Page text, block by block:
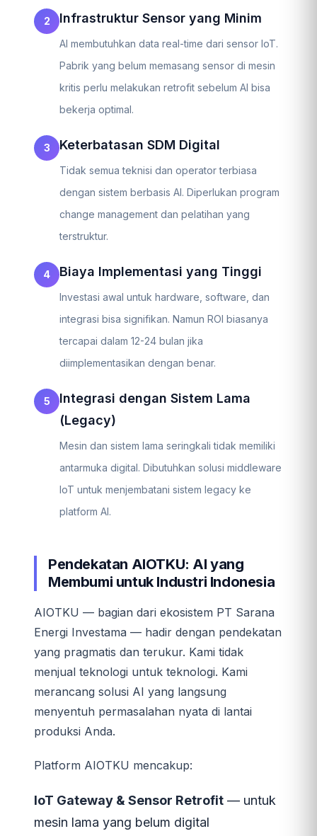
Infrastruktur Sensor yang Minim
AI membutuhkan data real-time dari sensor IoT.
Pabrik yang belum memasang sensor di mesin
kritis perlu melakukan retrofit sebelum AI bisa
bekerja optimal.
Keterbatasan SDM Digital
Tidak semua teknisi dan operator terbiasa
dengan sistem berbasis AI. Diperlukan program
change management dan pelatihan yang
terstruktur.
Biaya Implementasi yang Tinggi
Investasi awal untuk hardware, software, dan
integrasi bisa signifikan. Namun ROI biasanya
tercapai dalam 12-24 bulan jika
diimplementasikan dengan benar.
Integrasi dengan Sistem Lama
(Legacy)
Mesin dan sistem lama seringkali tidak memiliki
antarmuka digital. Dibutuhkan solusi middleware
IoT untuk menjembatani sistem legacy ke
platform AI.
Pendekatan AIOTKU: AI yang
Membumi untuk Industri Indonesia
AIOTKU — bagian dari ekosistem PT Sarana
Energi Investama — hadir dengan pendekatan
yang pragmatis dan terukur. Kami tidak
menjual teknologi untuk teknologi. Kami
merancang solusi AI yang langsung
menyentuh permasalahan nyata di lantai
produksi Anda.
Platform AIOTKU mencakup:
IoT Gateway & Sensor Retrofit — untuk
mesin lama yang belum digital